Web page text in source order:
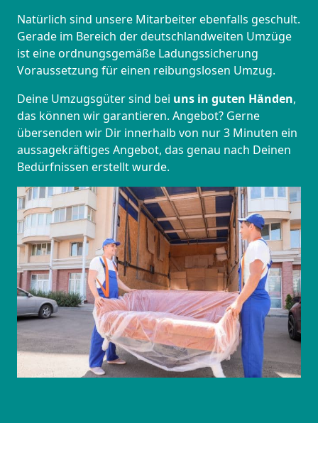
Natürlich sind unsere Mitarbeiter ebenfalls geschult.
Gerade im Bereich der deutschlandweiten Umzüge
ist eine ordnungsgemäße Ladungssicherung
Voraussetzung für einen reibungslosen Umzug.
Deine Umzugsgüter sind bei uns in guten Händen,
das können wir garantieren. Angebot? Gerne
übersenden wir Dir innerhalb von nur 3 Minuten ein
aussagekräftiges Angebot, das genau nach Deinen
Bedürfnissen erstellt wurde.